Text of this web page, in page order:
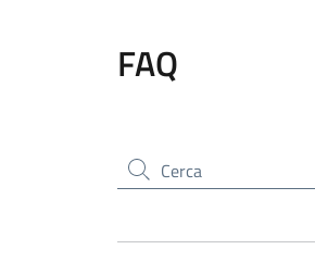
FAQ
Cerca nel sito